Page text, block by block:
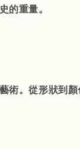
的重量。
術。從形狀到